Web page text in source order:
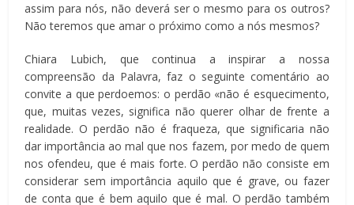
assim para nós, não deverá ser o mesmo para os outros?
Não teremos que amar o próximo como a nós mesmos?
Chiara Lubich, que continua a inspirar a nossa
compreensão da Palavra, faz o seguinte comentário ao
convite a que perdoemos: o perdão «não é esquecimento,
que, muitas vezes, significa não querer olhar de frente a
realidade. O perdão não é fraqueza, que significaria não
dar importância ao mal que nos fazem, por medo de quem
nos ofendeu, que é mais forte. O perdão não consiste em
considerar sem importância aquilo que é grave, ou fazer
de conta que é bem aquilo que é mal. O perdão também